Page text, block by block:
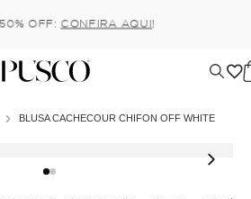
(parcela mínima de 100 reais) sem juros!
BLUSA CACHECOUR CHIFON OFF WHITE